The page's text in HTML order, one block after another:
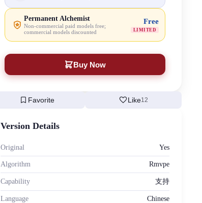
Permanent Alchemist
Non-commercial paid models free;
commercial models discounted
Free
LIMITED
Buy Now
bookmark Favorite favoriteLike12
Version Details
Original Yes
Algorithm Rmvpe
Capability 支持
Language Chinese